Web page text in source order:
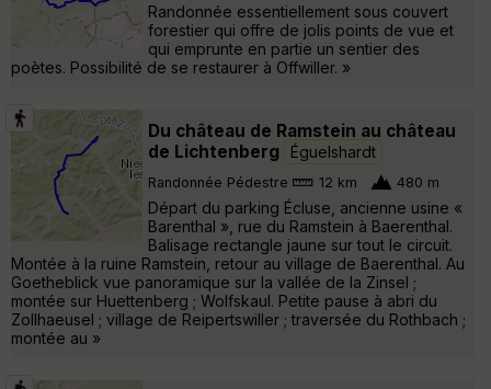
Randonnée essentiellement sous couvert
forestier qui offre de jolis points de vue et
qui emprunte en partie un sentier des
poètes. Possibilité de se restaurer à Offwiller. »
Du château de Ramstein au château
de Lichtenberg
Éguelshardt
Randonnée Pédestre 12 km 480 m
Départ du parking Écluse, ancienne usine «
Barenthal », rue du Ramstein à Baerenthal.
Balisage rectangle jaune sur tout le circuit.
Montée à la ruine Ramstein, retour au village de Baerenthal. Au
Goetheblick vue panoramique sur la vallée de la Zinsel ;
montée sur Huettenberg ; Wolfskaul. Petite pause à abri du
Zollhaeusel ; village de Reipertswiller ; traversée du Rothbach ;
montée au »